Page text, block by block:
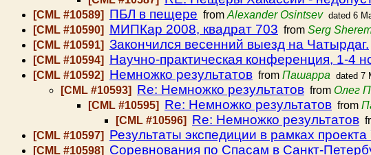
[CML #10589] ПБЛ в пещере from Alexander Osintsev dated 6
[CML #10590] МИПКар 2008, квадрат 703 from Serg
[CML #10591] Закончился весенний выезд на Чатырдаг.
[CML #10594] Научно-практическая конференция, 1-4
[CML #10592] Немножко результатов from Пашарра dated 7
[CML #10593] Re: Немножко результатов from Олег
[CML #10595] Re: Немножко результатов from
[CML #10596] Re: Немножко результатов
[CML #10597] Результаты экспедиции в рамках
[CML #10598] Соревнования по Спасам в Санкт-